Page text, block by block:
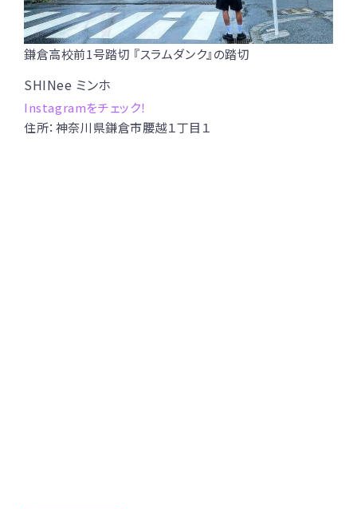
鎌倉高校前1号踏切 『スラムダンク』の踏切
SHINee ミンホ
Instagramをチェック！
住所：神奈川県鎌倉市腰越１丁目１